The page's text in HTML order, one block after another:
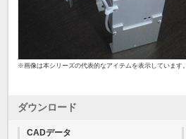
※画像は本シリーズの代表的なアイテムを表示しています。
ダウンロード
CADデータ